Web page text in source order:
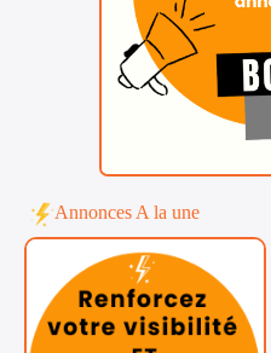
Annonces A la une